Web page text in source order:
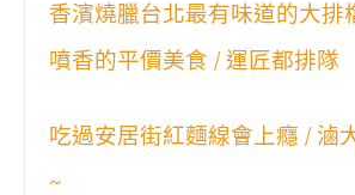
香濱燒臘台北最有味道的大排
噴香的平價美食 / 運匠都排隊
吃過安居街紅麵線會上癮 / 滷
~